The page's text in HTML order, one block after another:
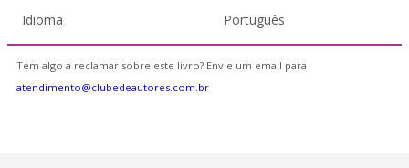
Idioma Português
Tem algo a reclamar sobre este livro? Envie um email para
atendimento@clubedeautores.com.br